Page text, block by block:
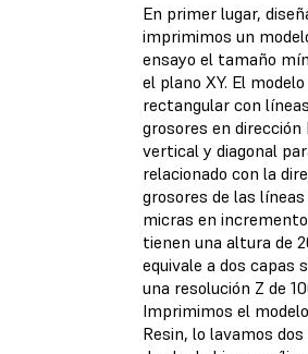
En primer lugar,
imprimimos un
ensayo el tamaño
el plano XY. El
rectangular con
grosores en
vertical y diagonal
relacionado con la
grosores de las
micras en
tienen una altura de
equivale a dos capas
una resolución Z de
Imprimimos el
Resin, lo lavamos